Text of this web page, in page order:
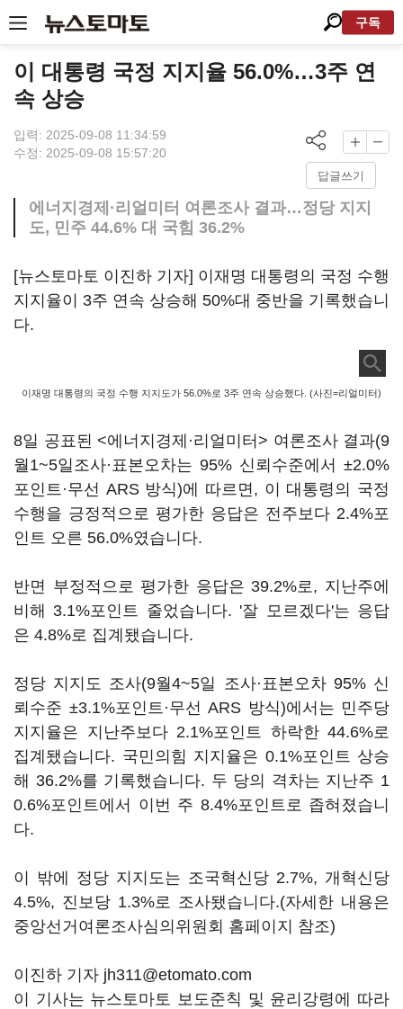
구독
이 대통령 국정 지지율 56.0%…3주 연
속 상승
입력: 2025-09-08 11:34:59
수정: 2025-09-08 15:57:20
답글쓰기
에너지경제·리얼미터 여론조사 결과…정당 지지
도, 민주 44.6% 대 국힘 36.2%
[뉴스토마토 이진하 기자] 이재명 대통령의 국정 수행
지지율이 3주 연속 상승해 50%대 중반을 기록했습니
다.
이재명 대통령의 국정 수행 지지도가 56.0%로 3주 연속 상승했다. (사진=리얼미터)
8일 공표된 <에너지경제·리얼미터> 여론조사 결과(9
월1~5일조사·표본오차는 95% 신뢰수준에서 ±2.0%
포인트·무선 ARS 방식)에 따르면, 이 대통령의 국정
수행을 긍정적으로 평가한 응답은 전주보다 2.4%포
인트 오른 56.0%였습니다.
반면 부정적으로 평가한 응답은 39.2%로, 지난주에
비해 3.1%포인트 줄었습니다. '잘 모르겠다'는 응답
은 4.8%로 집계됐습니다.
정당 지지도 조사(9월4~5일 조사·표본오차 95% 신
뢰수준 ±3.1%포인트·무선 ARS 방식)에서는 민주당
지지율은 지난주보다 2.1%포인트 하락한 44.6%로
집계됐습니다. 국민의힘 지지율은 0.1%포인트 상승
해 36.2%를 기록했습니다. 두 당의 격차는 지난주 1
0.6%포인트에서 이번 주 8.4%포인트로 좁혀졌습니
다.
이 밖에 정당 지지도는 조국혁신당 2.7%, 개혁신당
4.5%, 진보당 1.3%로 조사됐습니다.(자세한 내용은
중앙선거여론조사심의위원회 홈페이지 참조)
이진하 기자 jh311@etomato.com
이 기사는 뉴스토마토 보도준칙 및 윤리강령에 따라